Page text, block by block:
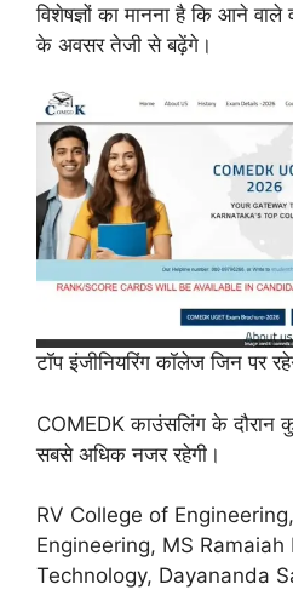
विशेषज्ञों का मानना है कि आने वाले
के अवसर तेजी से बढ़ेंगे।
टॉप इंजीनियरिंग कॉलेज जिन पर
COMEDK काउंसलिंग के दौरान
सबसे अधिक नजर रहेगी।
RV College of
Engineering, MS
Technology, Dayananda